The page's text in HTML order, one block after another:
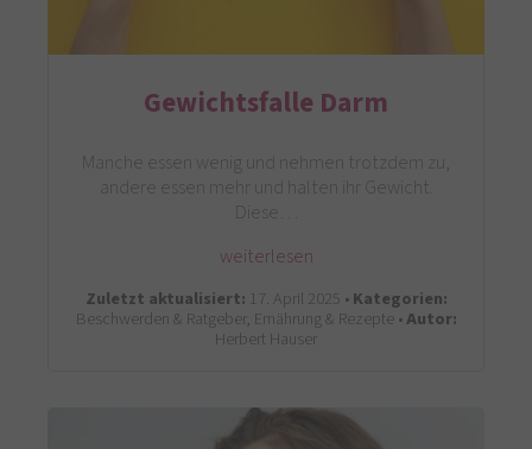
Gewichtsfalle Darm
Manche essen wenig und nehmen trotzdem zu,
andere essen mehr und halten ihr Gewicht.
Diese…
weiterlesen
Zuletzt aktualisiert: 17. April 2025 •Kategorien:
Beschwerden & Ratgeber, Ernährung & Rezepte •Autor:
Herbert Hauser